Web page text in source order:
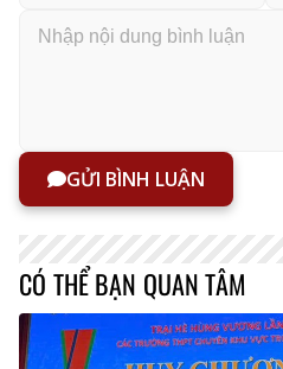
GỬI BÌNH LUẬN
CÓ THỂ BẠN QUAN TÂM